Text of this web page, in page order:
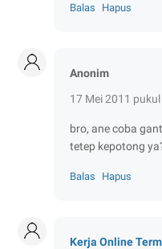
Balas Hapus
Anonim
17 Mei 2011
bro, ane coba
tetep kepotong
Balas Hapus
Kerja Online